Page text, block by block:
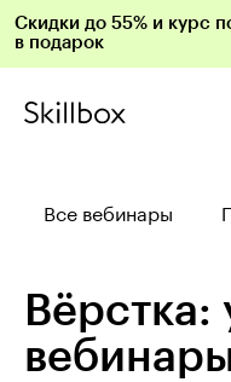
Скидки до 55% и курс
в подарок
Все вебинары
Вёрстка: